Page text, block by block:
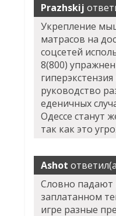
Prazhskij
Укрепление
матрасов на
соцсетей
8(800)
руководство
еденичных
Одессе станут
так как это
Ashot
Словно падают
заплатанном
игре разные